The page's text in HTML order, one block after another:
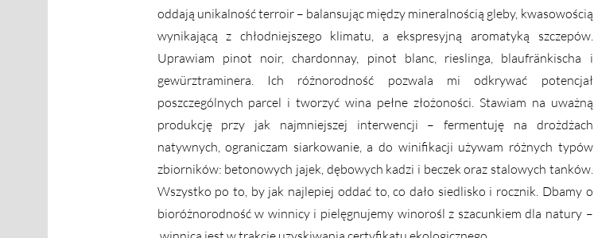
oddają unikalność terroir – balansując między mineralnością gleby, kwasowością
wynikającą z chłodniejszego klimatu, a ekspresyjną aromatyką szczepów.
Uprawiam pinot noir, chardonnay, pinot blanc, rieslinga, blaufränkischa i
gewürztraminera. Ich różnorodność pozwala mi odkrywać potencjał
poszczególnych parcel itworzyć wina pełne złożoności. Stawiam na uważną
produkcję przy jak najmniejszej interwencji – fermentuję na drożdżach
natywnych, ograniczam siarkowanie, a do winifikacji używam różnych typów
zbiorników: betonowych jajek, dębowych kadzi i beczek oraz stalowych tanków.
Wszystko po to, by jak najlepiej oddać to, co dało siedlisko i rocznik. Dbamy o
bioróżnorodność w winnicy i pielęgnujemy winorośl z szacunkiem dla natury –